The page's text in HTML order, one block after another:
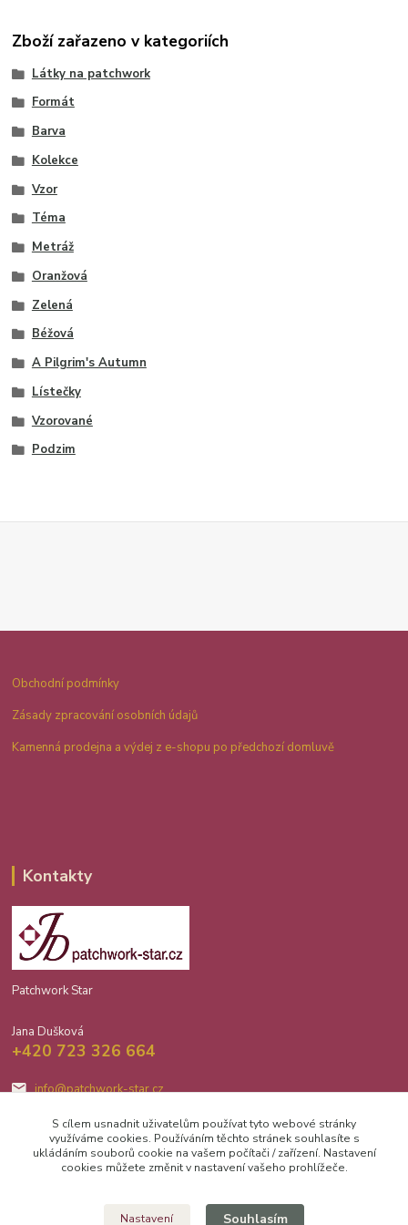
Zboží zařazeno v kategoriích
Látky na patchwork
Formát
Barva
Kolekce
Vzor
Téma
Metráž
Oranžová
Zelená
Béžová
A Pilgrim's Autumn
Lístečky
Vzorované
Podzim
Obchodní podmínky
Zásady zpracování osobních údajů
Kamenná prodejna a výdej z e-shopu po předchozí domluvě
Kontakty
Patchwork Star
Jana Dušková
+420 723 326 664
info@patchwork-star.cz
Upravit sběr cookies.
S cílem usnadnit uživatelům používat tyto webové stránky
využíváme cookies. Používáním těchto stránek souhlasíte s
ukládáním souborů cookie na vašem počítači / zařízení. Nastavení
cookies můžete změnit v nastavení vašeho prohlížeče.
Nastavení Souhlasím